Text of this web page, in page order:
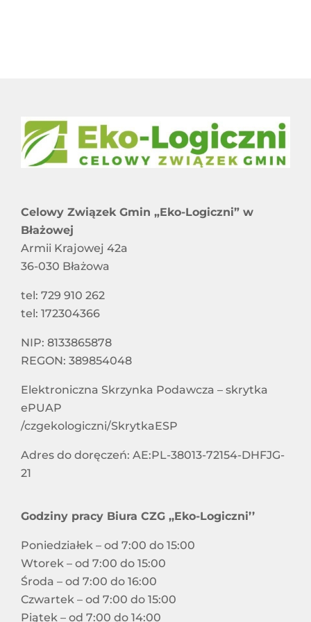
SYGNALIŚCI
Celowy Związek Gmin „Eko-Logiczni” w
Błażowej
Armii Krajowej 42a
36-030 Błażowa
tel: 729 910 262
tel: 172304366
NIP: 8133865878
REGON: 389854048
Elektroniczna Skrzynka Podawcza – skrytka
ePUAP
/czgekologiczni/SkrytkaESP
Adres do doręczeń: AE:PL-38013-72154-DHFJG-
21
Godziny pracy Biura CZG ,,Eko-Logiczni’’
Poniedziałek – od 7:00 do 15:00
Wtorek – od 7:00 do 15:00
Środa – od 7:00 do 16:00
Czwartek – od 7:00 do 15:00
Piątek – od 7:00 do 14:00